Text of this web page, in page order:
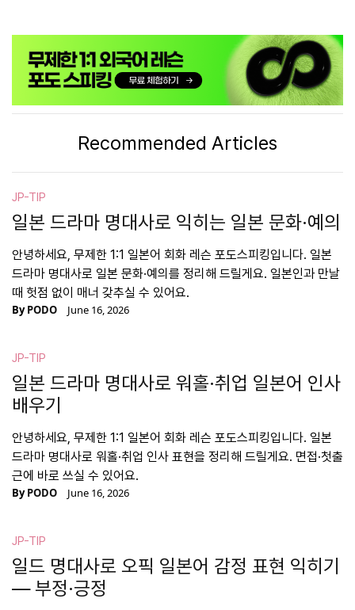
Recommended Articles
JP-TIP
일본 드라마 명대사로 익히는 일본 문화·예의
안녕하세요, 무제한 1:1 일본어 회화 레슨 포도스피킹입니다. 일본
드라마 명대사로 일본 문화·예의를 정리해 드릴게요. 일본인과 만날
때 헛점 없이 매너 갖추실 수 있어요.
ByPODO June 16, 2026
JP-TIP
일본 드라마 명대사로 워홀·취업 일본어 인사
배우기
안녕하세요, 무제한 1:1 일본어 회화 레슨 포도스피킹입니다. 일본
드라마 명대사로 워홀·취업 인사 표현을 정리해 드릴게요. 면접·첫출
근에 바로 쓰실 수 있어요.
ByPODO June 16, 2026
JP-TIP
일드 명대사로 오픽 일본어 감정 표현 익히기
— 부정·긍정